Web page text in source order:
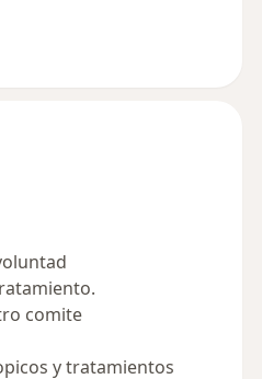
comite
y tratamientos